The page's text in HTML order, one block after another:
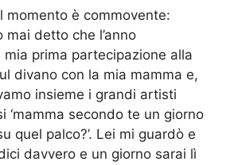
momento è commovente:
mai detto che l’anno
prima partecipazione alla
divano con la mia mamma e,
insieme i grandi artisti
‘mamma secondo te un giorno
quel palco?’. Lei mi guardò e
davvero e un giorno sarai lì